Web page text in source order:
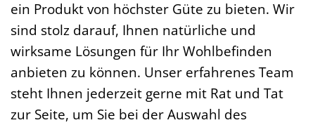
ein Produkt von höchster Güte zu bieten. Wir
sind stolz darauf, Ihnen natürliche und
wirksame Lösungen für Ihr Wohlbefinden
anbieten zu können. Unser erfahrenes Team
steht Ihnen jederzeit gerne mit Rat und Tat
zur Seite, um Sie bei der Auswahl des